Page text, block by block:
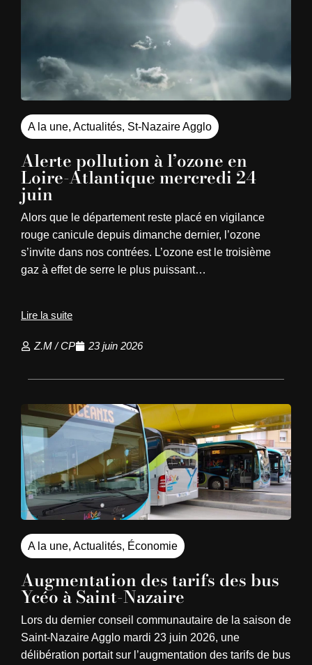
A la une, Actualités, St-Nazaire Agglo
Alerte pollution à l’ozone en
Loire-Atlantique mercredi 24
juin
Alors que le département reste placé en vigilance
rouge canicule depuis dimanche dernier, l’ozone
s’invite dans nos contrées. L’ozone est le troisième
gaz à effet de serre le plus puissant…
Lire la suite
Z.M / CP 23 juin 2026
A la une, Actualités, Économie
Augmentation des tarifs des bus
Ycéo à Saint-Nazaire
Lors du dernier conseil communautaire de la saison de
Saint-Nazaire Agglo mardi 23 juin 2026, une
délibération portait sur l’augmentation des tarifs de bus